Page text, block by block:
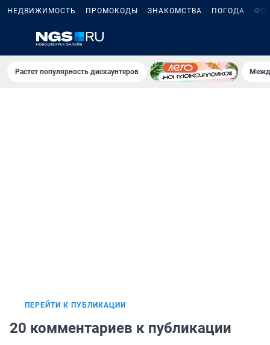
НЕДВИЖИМОСТЬ ПРОМОКОДЫ ЗНАКОМСТВА ПОГОДА
Растет популярность дискаунтеров
ПЕРЕЙТИ К ПУБЛИКАЦИИ
20 комментариев к публикации